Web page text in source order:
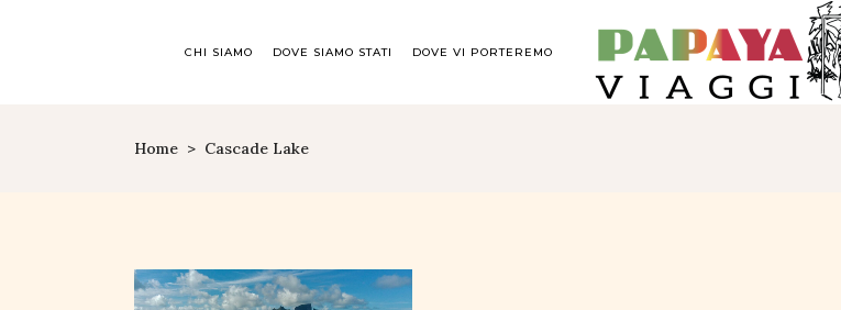
CHI SIAMO DOVE SIAMO STATI DOVE VI PORTEREMO
Home > Cascade Lake